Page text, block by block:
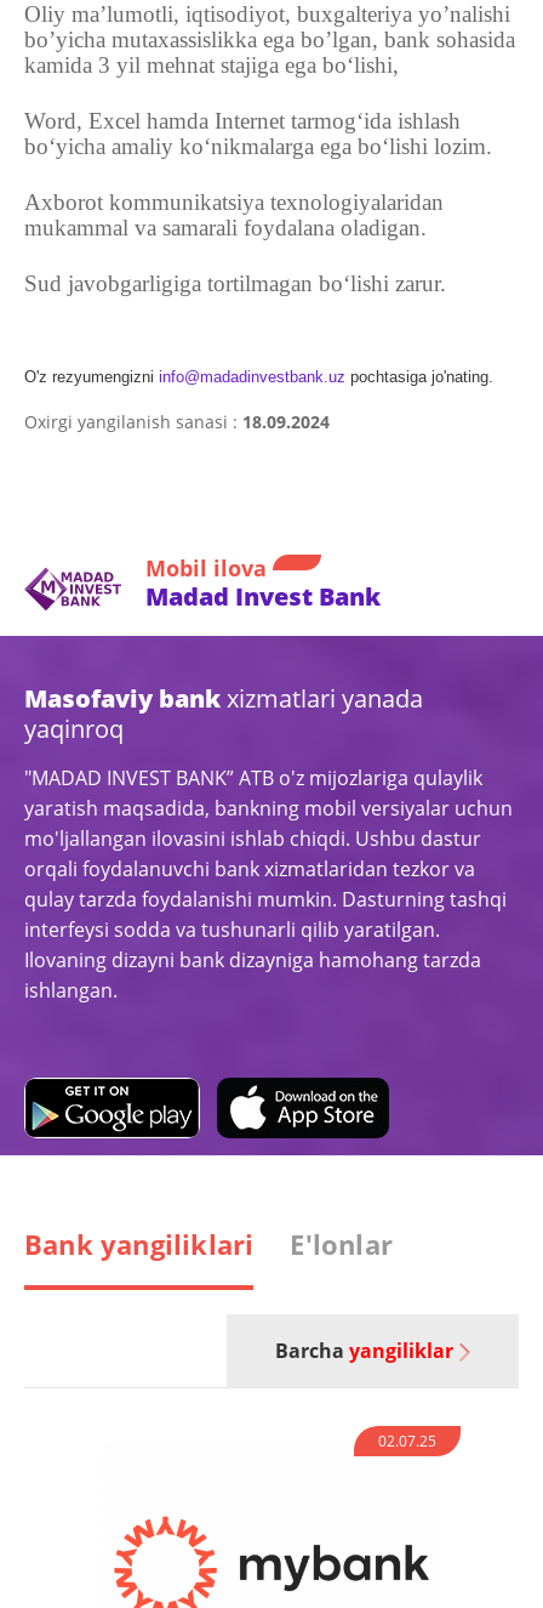
Oliy ma’lumotli, iqtisodiyot, buxgalteriya yo’nalishi
bo’yicha mutaxassislikka ega bo’lgan, bank sohasida
kamida 3 yil mehnat stajiga ega bo‘lishi,
Word, Excel hamda Internet tarmog‘ida ishlash
bo‘yicha amaliy ko‘nikmalarga ega bo‘lishi lozim.
Axborot kommunikatsiya texnologiyalaridan
mukammal va samarali foydalana oladigan.
Sud javobgarligiga tortilmagan bo‘lishi zarur.
O'z rezyumengizni info@madadinvestbank.uz pochtasiga jo'nating.
Oxirgi yangilanish sanasi : 18.09.2024
Mobil ilova
Madad Invest Bank
Masofaviy bankxizmatlari yanada
yaqinroq
"MADAD INVEST BANK” ATB o'z mijozlariga qulaylik
yaratish maqsadida, bankning mobil versiyalar uchun
mo'ljallangan ilovasini ishlab chiqdi. Ushbu dastur
orqali foydalanuvchi bank xizmatlaridan tezkor va
qulay tarzda foydalanishi mumkin. Dasturning tashqi
interfeysi sodda va tushunarli qilib yaratilgan.
Ilovaning dizayni bank dizayniga hamohang tarzda
ishlangan.
Bank yangiliklari E'lonlar
Barcha yangiliklar
02.07.25